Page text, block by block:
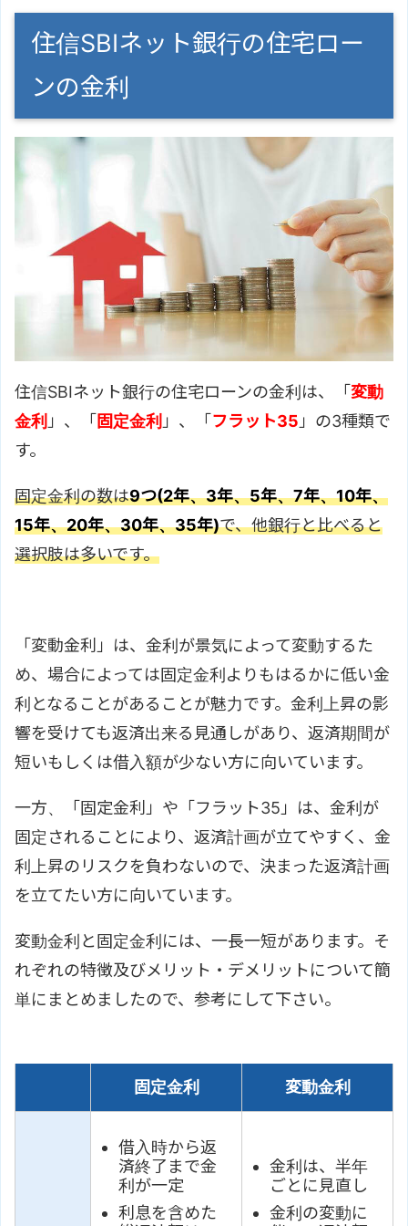
住信SBIネット銀行の住宅ロー
ンの金利
住信SBIネット銀行の住宅ローンの金利は、「 変動
金利 」、「 固定金利 」、「 フラット35 」の3種類で
す。
固定金利の数は9つ(2年、3年、5年、7年、10年、
15年、20年、30年、35年)で、他銀行と比べると
選択肢は多いです。
「変動金利」は、金利が景気によって変動するた
め、場合によっては固定金利よりもはるかに低い金
利となることがあることが魅力です。金利上昇の影
響を受けても返済出来る見通しがあり、返済期間が
短いもしくは借入額が少ない方に向いています。
一方、「固定金利」や「フラット35」は、金利が
固定されることにより、返済計画が立てやすく、金
利上昇のリスクを負わないので、決まった返済計画
を立てたい方に向いています。
変動金利と固定金利には、一長一短があります。そ
れぞれの特徴及びメリット・デメリットについて簡
単にまとめましたので、参考にして下さい。
固定金利 変動金利
借入時から返
済終了まで金
利が一定
利息を含めた
金利は、半年
ごとに見直し
金利の変動に